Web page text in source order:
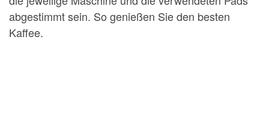
abgestimmt sein. So genießen Sie den besten
Kaffee.